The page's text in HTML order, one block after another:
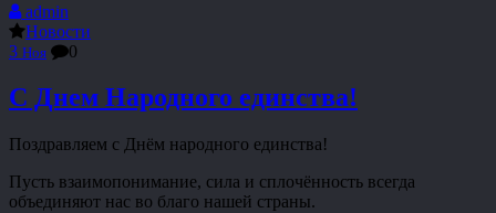
admin
Новости
3 Ноя 0
С Днем Народного единства!
Поздравляем с Днём народного единства!
Пусть взаимопонимание, сила и сплочённость всегда
объединяют нас во благо нашей страны.